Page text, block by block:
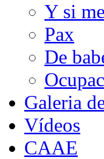
Y si
Pax
De
Galeria
Vídeos
CAAE